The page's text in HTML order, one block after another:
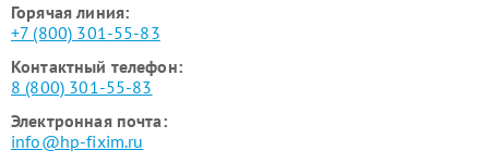
Горячая линия:
+7 (800) 301-55-83
Контактный телефон:
8 (800) 301-55-83
Электронная почта:
info@hp-fixim.ru